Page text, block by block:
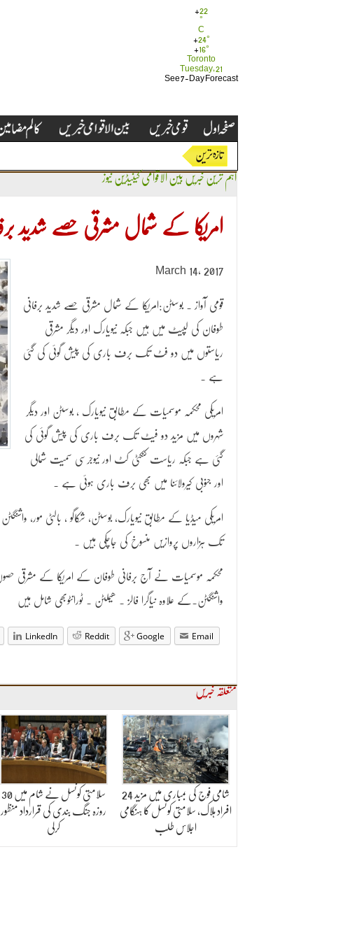
+22
°
C
+24°
+ 16°
Toronto
Tuesday, 21
See 7-Day Forecast
اہم ترین خبریں بین الاقوامی کینیڈین نیوز
امریکا کے شمال مشرقی حصے شدید
March 14, 2017
قومی آواز ۔ بوسٹن:امریکا کے شمال مشرقی حصے شدید برفانی
طوفان کی لپیٹ میں ہیں جبکہ نیویارک اور دیگر مشرقی
ریاستوں میں دو فٹ تک برف باری کی پیش گوئی کی گئی
ہے ۔
امریکی محکمہ موسمیات کے مطابق نیویارک ، بوسٹن اور دیگر
شہروں میں مزید دو فیٹ تک برف باری کی پیش گوئی کی
گئی ہے جبکہ ریاست کنکٹی کٹ اور نیوجرسی سمیت شمالی
اور جنوبی کیرولائنا میں بھی برف باری ہوئی ہے ۔
امریکی میڈیا کے مطابق نیویارک، بوسٹن، شکاگو ، بالٹی
تک ہزاروں پروازیں منسوخ کی جاچکی ہیں ۔
محکمہ موسمیات نے آج برفانی طوفان کے امریکا کے مشرقی
واشنگٹن۔کے علاوہ نیاگرا فالز ۔ ھیملٹن ۔ ٹورانٹوبھی شامل ہیں
LinkedIn Reddit Google Email
متعلقہ خبریں
شامی فوج کی بمباری میں مزید 24
افراد ہلاک، سلامتی کونسل کا ہنگامی
اجلاس طلب
سلامتی کونسل نے شام میں 30
روزہ جنگ بندی کی قرارداد منظور
کرلی